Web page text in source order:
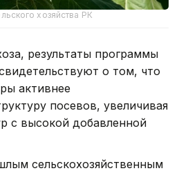
хозяйства РК
результаты программы
о том, что
активнее
посевов, увеличивая
с высокой добавленной
сельскохозяйственным